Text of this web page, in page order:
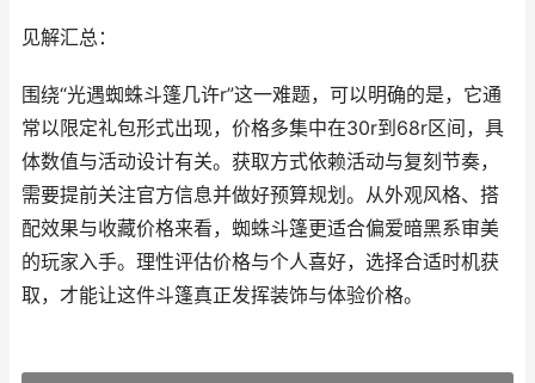
见解汇总：
围绕“光遇蜘蛛斗篷几许r”这一难题，可以明确的是，它通
常以限定礼包形式出现，价格多集中在30r到68r区间，具
体数值与活动设计有关。获取方式依赖活动与复刻节奏，
需要提前关注官方信息并做好预算规划。从外观风格、搭
配效果与收藏价格来看，蜘蛛斗篷更适合偏爱暗黑系审美
的玩家入手。理性评估价格与个人喜好，选择合适时机获
取，才能让这件斗篷真正发挥装饰与体验价格。